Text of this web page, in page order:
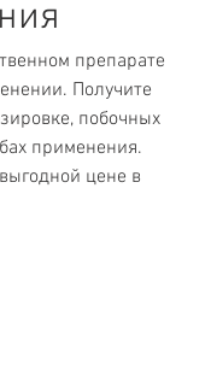
препарате
Получите
побочных
применения.
цене в